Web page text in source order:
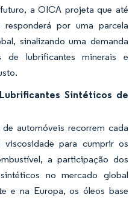
a OICA projeta que até
por uma parcela
sinalizando uma demanda
lubrificantes minerais e
Sintéticos de
automóveis recorrem cada
para cumprir os
a participação dos
no mercado global
e na Europa, os óleos base